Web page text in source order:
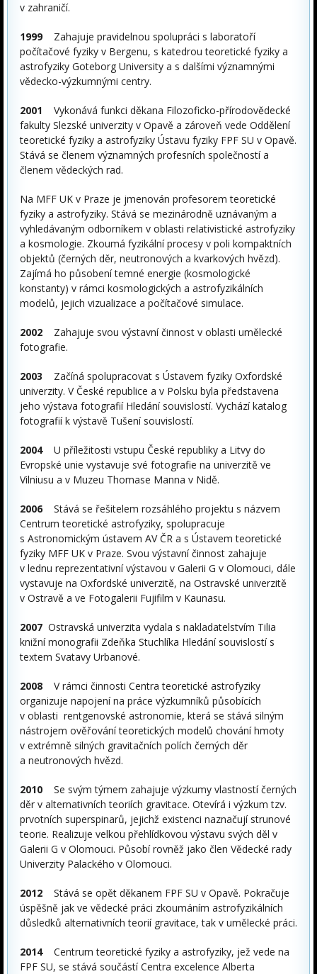
v zahraničí.
1999 Zahajuje pravidelnou spolupráci s laboratoří
počítačové fyziky v Bergenu, s katedrou teoretické fyziky a
astrofyziky Goteborg University a s dalšími významnými
vědecko-výzkumnými centry.
2001 Vykonává funkci děkana Filozoficko-přírodovědecké
fakulty Slezské univerzity v Opavě a zároveň vede Oddělení
teoretické fyziky a astrofyziky Ústavu fyziky FPF SU v Opavě.
Stává se členem významných profesních společností a
členem vědeckých rad.
Na MFF UK v Praze je jmenován profesorem teoretické
fyziky a astrofyziky. Stává se mezinárodně uznávaným a
vyhledávaným odborníkem v oblasti relativistické astrofyziky
a kosmologie. Zkoumá fyzikální procesy v poli kompaktních
objektů (černých děr, neutronových a kvarkových hvězd).
Zajímá ho působení temné energie (kosmologické
konstanty) v rámci kosmologických a astrofyzikálních
modelů, jejich vizualizace a počítačové simulace.
2002 Zahajuje svou výstavní činnost v oblasti umělecké
fotografie.
2003 Začíná spolupracovat s Ústavem fyziky Oxfordské
univerzity. V České republice a v Polsku byla představena
jeho výstava fotografií Hledání souvislostí. Vychází katalog
fotografií k výstavě Tušení souvislostí.
2004U příležitosti vstupu České republiky a Litvy do
Evropské unie vystavuje své fotografie na univerzitě ve
Vilniusu a v Muzeu Thomase Manna v Nidě.
2006 Stává se řešitelem rozsáhlého projektu s názvem
Centrum teoretické astrofyziky, spolupracuje
s Astronomickým ústavem AV ČR a s Ústavem teoretické
fyziky MFF UK v Praze. Svou výstavní činnost zahajuje
v lednu reprezentativní výstavou v Galerii G v Olomouci, dále
vystavuje na Oxfordské univerzitě, na Ostravské univerzitě
v Ostravě a ve Fotogalerii Fujifilm v Kaunasu.
2007 Ostravská univerzita vydala s nakladatelstvím Tilia
knižní monografii Zdeňka Stuchlíka Hledání souvislostí s
textem Svatavy Urbanové.
2008 V rámci činnosti Centra teoretické astrofyziky
organizuje napojení na práce výzkumníků působících
v oblasti rentgenovské astronomie, která se stává silným
nástrojem ověřování teoretických modelů chování hmoty
v extrémně silných gravitačních polích černých děr
a neutronových hvězd.
2010 Se svým týmem zahajuje výzkumy vlastností černých
děr v alternativních teoriích gravitace. Otevírá i výzkum tzv.
prvotních superspinarů, jejichž existenci naznačují strunové
teorie. Realizuje velkou přehlídkovou výstavu svých děl v
Galerii G v Olomouci. Působí rovněž jako člen Vědecké rady
Univerzity Palackého v Olomouci.
2012 Stává se opět děkanem FPF SU v Opavě. Pokračuje
úspěšně jak ve vědecké práci zkoumáním astrofyzikálních
důsledků alternativních teorií gravitace, tak v umělecké práci.
2014Centrum teoretické fyziky a astrofyziky, jež vede na
FPF SU, se stává součástí Centra excelence Alberta